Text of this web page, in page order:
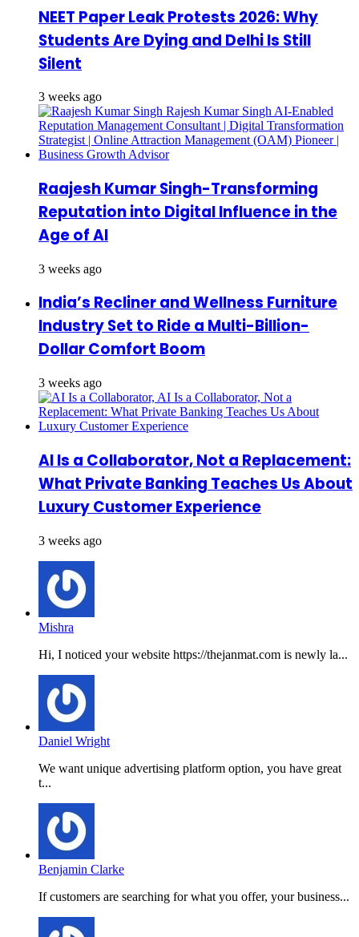
NEET Paper Leak Protests 2026: Why
Students Are Dying and Delhi Is Still
Silent
3 weeks ago
Raajesh Kumar Singh-Transforming
Reputation into Digital Influence in the
Age of AI
3 weeks ago
India’s Recliner and Wellness Furniture
Industry Set to Ride a Multi-Billion-
Dollar Comfort Boom
3 weeks ago
AI Is a Collaborator, Not a Replacement:
What Private Banking Teaches Us About
Luxury Customer Experience
3 weeks ago
Mishra
Hi, I noticed your website https://thejanmat.com is newly la...
Daniel Wright
We want unique advertising platform option, you have great
t...
Benjamin Clarke
If customers are searching for what you offer, your business...